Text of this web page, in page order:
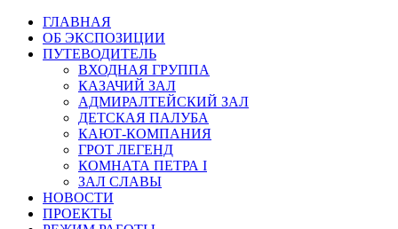
ГЛАВНАЯ
ОБ ЭКСПОЗИЦИИ
ПУТЕВОДИТЕЛЬ
ВХОДНАЯ ГРУППА
КАЗАЧИЙ ЗАЛ
АДМИРАЛТЕЙСКИЙ ЗАЛ
ДЕТСКАЯ ПАЛУБА
КАЮТ-КОМПАНИЯ
ГРОТ ЛЕГЕНД
КОМНАТА ПЕТРА I
ЗАЛ СЛАВЫ
НОВОСТИ
ПРОЕКТЫ